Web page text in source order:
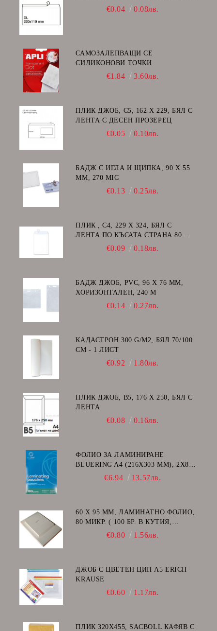
€0.04 0.08лв.
САМОЗАЛЕПВАЩИ СЕ
СИЛИКОНОВИ ТОЧКИ
€1.84 3.60лв.
ПЛИК ДЖОБ, C5, 162 Х 229, БЯЛ С
ЛЕНТА С ДЕСЕН ПРОЗЕРЕЦ
€0.05 0.10лв.
БАДЖ С ИГЛА И ЩИПКА, 90 Х 55
ММ, 270 MIC
€0.13 0.25лв.
ПЛИК , C4, 229 Х 324, БЯЛ С
ЛЕНТА ПО КЪСАТА СТРАНА 80
€0.09 0.18лв.
БАДЖ ДЖОБ, PVC, 96 Х 76 ММ,
ХОРИЗОНТАЛЕН, 240 Μ
€0.14 0.27лв.
КАДАСТРОН 300 G/M2, БЯЛ 70/100
СМ - 1 ЛИСТ
€0.92 1.80лв.
ПЛИК ДЖОБ, В5, 176 Х 250, БЯЛ С
ЛЕНТА
€0.08 0.16лв.
ФОЛИО ЗА ЛАМИНИРАНЕ
BLUERING A4 (216X303 MM), 2X80
МИКРОНА 100 БР.
€6.94 13.57лв.
60 Х 95 ММ, ЛАМИНАТНО ФОЛИО,
80 МИКР. ( 100 БР. В КУТИЯ,
€0.80 1.56лв.
ДЖОБ С ЦВЕТЕН ЦИП A5 ERICH
KRAUSE
€0.60 1.17лв.
ПЛИК 320Х455, SACBOLL КАФЯВ С